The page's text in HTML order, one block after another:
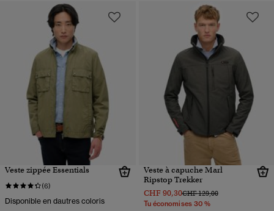
Veste zippée Essentials
(6)
Disponible en dautres coloris
Veste à capuche Marl
Ripstop Trekker
CHF 90,30Prix réduit de
CHF 129,00à
Tu économises 30 %